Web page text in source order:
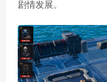
剧情发展。